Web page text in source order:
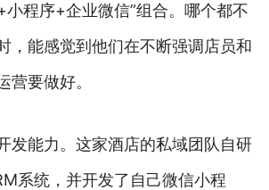
小程序+企业微信”组合。哪个都不
，能感觉到他们在不断强调店员和
营要做好。
发能力。这家酒店的私域团队自研
系统，并开发了自己微信小程